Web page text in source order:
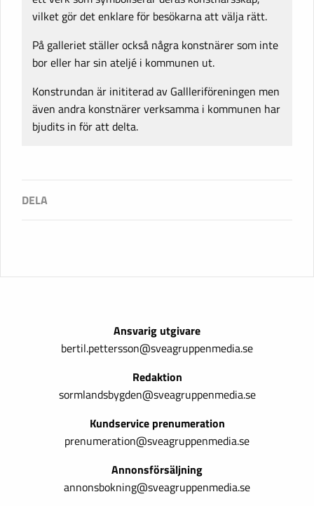
vilket gör det enklare för besökarna att välja rätt.
På galleriet ställer också några konstnärer som inte
bor eller har sin ateljé i kommunen ut.
Konstrundan är inititerad av Gallleriföreningen men
även andra konstnärer verksamma i kommunen har
bjudits in för att delta.
Ansvarig utgivare
bertil.pettersson@sveagruppenmedia.se
Redaktion
sormlandsbygden@sveagruppenmedia.se
Kundservice prenumeration
prenumeration@sveagruppenmedia.se
Annonsförsäljning
annonsbokning@sveagruppenmedia.se